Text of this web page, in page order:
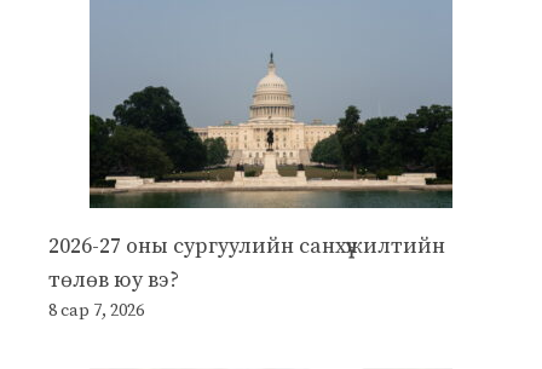
2026-27 оны сургуулийн санхүүжилтийн
төлөв юу вэ?
8 сар 7, 2026